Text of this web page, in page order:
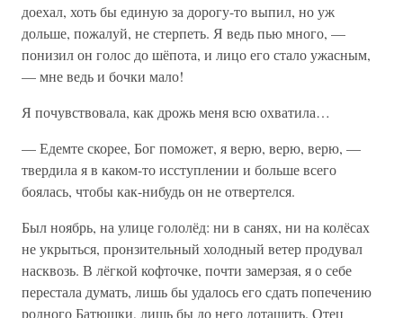
доехал, хоть бы единую за дорогу-то выпил, но уж
дольше, пожалуй, не стерпеть. Я ведь пью много, —
понизил он голос до шёпота, и лицо его стало ужасным,
— мне ведь и бочки мало!
Я почувствовала, как дрожь меня всю охватила…
— Едемте скорее, Бог поможет, я верю, верю, верю, —
твердила я в каком-то исступлении и больше всего
боялась, чтобы как-нибудь он не отвертелся.
Был ноябрь, на улице гололёд: ни в санях, ни на колёсах
не укрыться, пронзительный холодный ветер продувал
насквозь. В лёгкой кофточке, почти замерзая, я о себе
перестала думать, лишь бы удалось его сдать попечению
родного Батюшки, лишь бы до него дотащить. Отец